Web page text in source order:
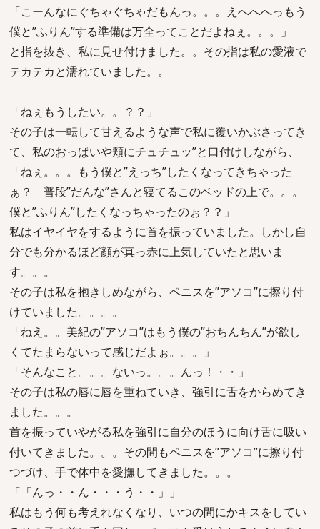
「こーんなにぐちゃぐちゃだもんっ。。。えへへへっもう
僕と”ふりん”する準備は万全ってことだよねぇ。。。」
と指を抜き、私に見せ付けました。。その指は私の愛液で
テカテカと濡れていました。。
「ねぇもうしたい。。？？」
その子は一転して甘えるような声で私に覆いかぶさってき
て、私のおっぱいや頬にチュチュッ”と口付けしながら、
「ねぇ。。。もう僕と”えっち”したくなってきちゃった
ぁ？ 普段”だんな”さんと寝てるこのベッドの上で。。。
僕と”ふりん”したくなっちゃったのぉ？？」
私はイヤイヤをするように首を振っていました。しかし自
分でも分かるほど顔が真っ赤に上気していたと思いま
す。。。
その子は私を抱きしめながら、ペニスを”アソコ”に擦り付
けていました。。。。
「ねえ。。美紀の”アソコ”はもう僕の”おちんちん”が欲し
くてたまらないって感じだよぉ。。。」
「そんなこと。。。ないっ。。。んっ！・・」
その子は私の唇に唇を重ねていき、強引に舌をからめてき
ました。。。
首を振っていやがる私を強引に自分のほうに向け舌に吸い
付いてきました。。。その間もペニスを”アソコ”に擦り付
つづけ、手で体中を愛撫してきました。。。
「「んっ・・ん・・・う・・」」
私はもう何も考えれなくなり、いつの間にかキスをしてい